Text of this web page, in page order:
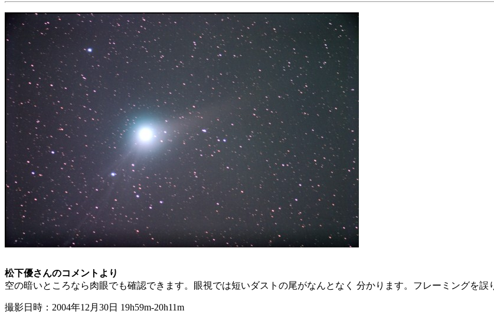
松下優さんのコメントより
空の暗いところなら肉眼でも確認できます。眼視では短いダストの尾がなんとなく 分かります。フレーミングを誤
撮影日時：2004年12月30日 19h59m-20h11m